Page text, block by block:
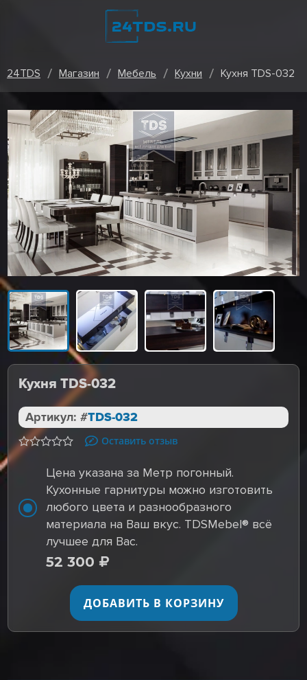
24TDS Магазин Мебель Кухни Кухня TDS-032
Кухня TDS-032
Артикул: #TDS-032
Оставить отзыв
Цена указана за Метр погонный.
Кухонные гарнитуры можно изготовить
любого цвета и разнообразного
материала на Ваш вкус. TDSMebel® всё
лучшее для Вас.
52 300
ДОБАВИТЬ В КОРЗИНУ